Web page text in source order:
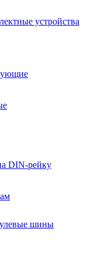
устройства
DIN-рейку
шины